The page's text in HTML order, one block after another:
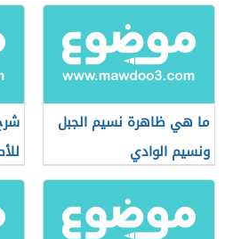
ما هي ظاهرة نسيم الجبل
ونسيم الوادي